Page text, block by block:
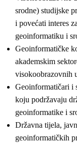
srodne) studijske
i povećati interes
geoinformatiku i
Geoinformatičke
akademskim
visokoobrazovnih
Geoinformatičari i
koju podržavaju
geoinformatike i
Državna tijela,
geoinformatičkih